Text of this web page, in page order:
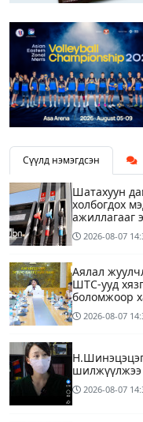
Сүүлд нэмэгдсэн
Шатахуун
холбогдох
ажиллагааг
2026-08-07
Аялал
ШТС-ууд
боломжоор
2026-08-07
шилжүүлжээ
2026-08-07